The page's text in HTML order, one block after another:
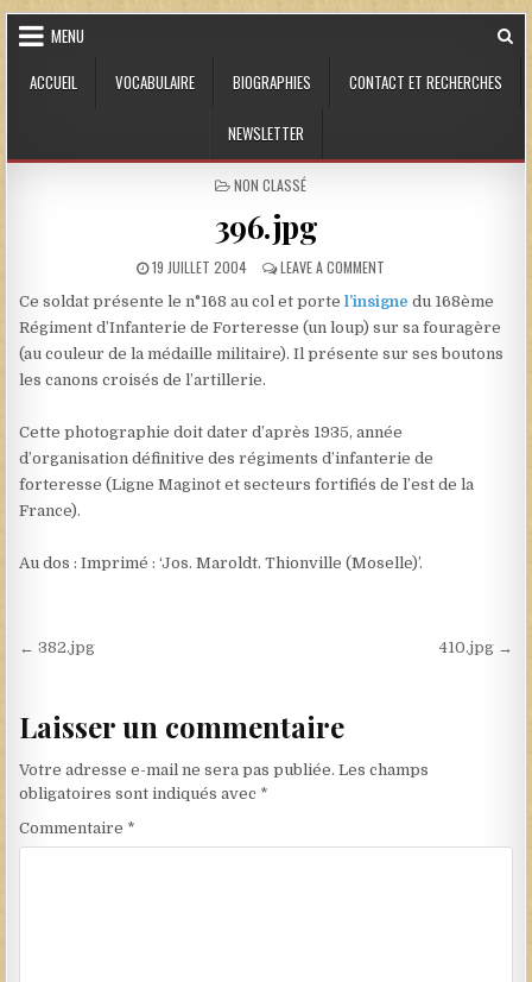
Skip to content
MENU
ACCUEIL
VOCABULAIRE BIOGRAPHIES CONTACT ET RECHERCHES
NEWSLETTER
POSTED IN
NON CLASSÉ
396.jpg
PUBLISHED DATE:
19 JUILLET 2004 LEAVE A COMMENTON 396.JPG
Ce soldat présente le n°168 au col et portel’insigne du 168ème
Régiment d’Infanterie de Forteresse (un loup) sur sa fouragère
(au couleur de la médaille militaire). Il présente sur ses boutons
les canons croisés de l’artillerie.
Cette photographie doit dater d’après 1935, année
d’organisation définitive des régiments d’infanterie de
forteresse (Ligne Maginot et secteurs fortifiés de l’est de la
France).
Au dos : Imprimé : ‘Jos. Maroldt. Thionville (Moselle)’.
Navigation de l’article
← 382.jpg 410.jpg →
Laisser un commentaire
Votre adresse e-mail ne sera pas publiée. Les champs
obligatoires sont indiqués avec *
Commentaire *